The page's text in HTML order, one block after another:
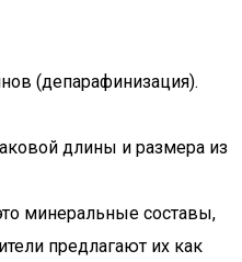
(депарафинизация).
длины и размера из
минеральные составы,
предлагают их как